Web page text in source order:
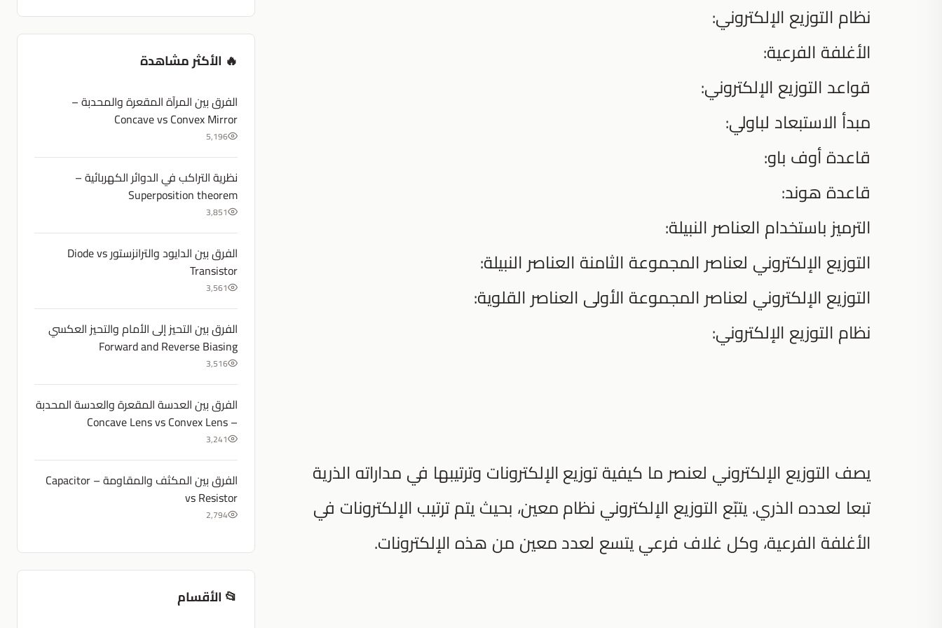
نظام التوزيع الإلكتروني:
الأغلفة الفرعية:
قواعد التوزيع الإلكتروني:
مبدأ الاستبعاد لباولي:
قاعدة أوف باو:
قاعدة هوند:
الترميز باستخدام العناصر النبيلة:
التوزيع الإلكتروني لعناصر المجموعة الثامنة العناصر النبيلة:
التوزيع الإلكتروني لعناصر المجموعة الأولى العناصر القلوية:
نظام التوزيع الإلكتروني:
يصف التوزيع الإلكتروني لعنصر ما كيفية توزيع الإلكترونات وترتيبها في مداراته الذرية
تبعا لعدده الذري. يتبّع التوزيع الإلكتروني نظام معين، بحيث يتم ترتيب الإلكترونات في
الأغلفة الفرعية، وكل غلاف فرعي يتسع لعدد معين من هذه الإلكترونات.
🔥 الأكثر مشاهدة
الفرق بين المرآة المقعرة والمحدبة –
Concave vs Convex Mirror
5,196
نظرية التراكب في الدوائر الكهربائية –
Superposition theorem
3,851
الفرق بين الدايود والترانزستور Diode vs
Transistor
3,561
الفرق بين التحيز إلى الأمام والتحيز العكسي
Forward and Reverse Biasing
3,516
الفرق بين العدسة المقعرة والعدسة المحدبة
– Concave Lens vs Convex Lens
3,241
الفرق بين المكثف والمقاومة – Capacitor
vs Resistor
2,794
📂 الأقسام